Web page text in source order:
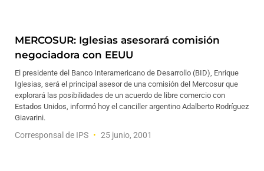
MERCOSUR: Iglesias asesorará comisión
negociadora con EEUU
El presidente del Banco Interamericano de Desarrollo (BID), Enrique
Iglesias, será el principal asesor de una comisión del Mercosur que
explorará las posibilidades de un acuerdo de libre comercio con
Estados Unidos, informó hoy el canciller argentino Adalberto Rodríguez
Giavarini.
Corresponsal de IPS 25 junio, 2001